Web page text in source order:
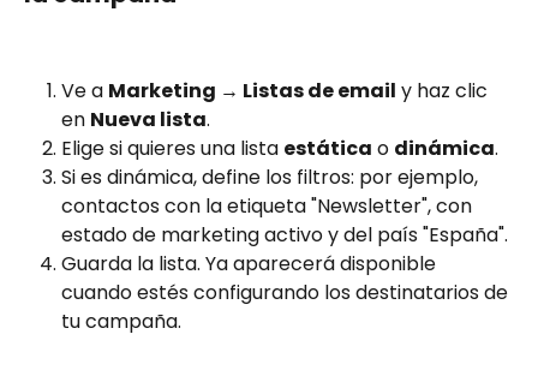
Ve a Marketing → Listas de email y haz clic
en Nueva lista.
Elige si quieres una lista estática o dinámica.
Si es dinámica, define los filtros: por ejemplo,
contactos con la etiqueta "Newsletter", con
estado de marketing activo y del país "España".
Guarda la lista. Ya aparecerá disponible
cuando estés configurando los destinatarios de
tu campaña.